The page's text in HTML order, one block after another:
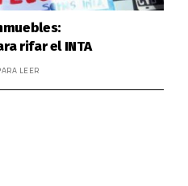
rifar el INTA
LEER